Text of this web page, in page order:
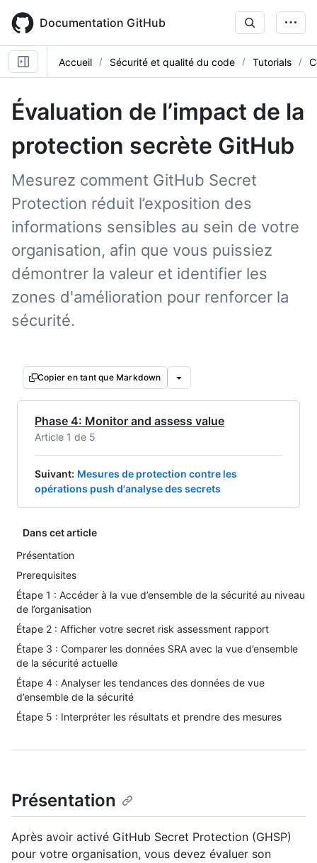
main
content
Documentation GitHub
Accueil Sécurité et qualité du code Tutorials
Évaluation de l’impact de la
protection secrète GitHub
Mesurez comment GitHub Secret
Protection réduit l’exposition des
informations sensibles au sein de votre
organisation, afin que vous puissiez
démontrer la valeur et identifier les
zones d'amélioration pour renforcer la
sécurité.
Copier en tant que Markdown
Phase 4: Monitor and assess value
Article 1 de 5
Suivant: Mesures de protection contre les
opérations push d'analyse des secrets
Dans cet article
Présentation
Prerequisites
Étape 1 : Accéder à la vue d’ensemble de la sécurité au niveau
de l’organisation
Étape 2 : Afficher votre secret risk assessment rapport
Étape 3 : Comparer les données SRA avec la vue d’ensemble
de la sécurité actuelle
Étape 4 : Analyser les tendances des données de vue
d’ensemble de la sécurité
Étape 5 : Interpréter les résultats et prendre des mesures
Présentation
Après avoir activé GitHub Secret Protection (GHSP)
pour votre organisation, vous devez évaluer son